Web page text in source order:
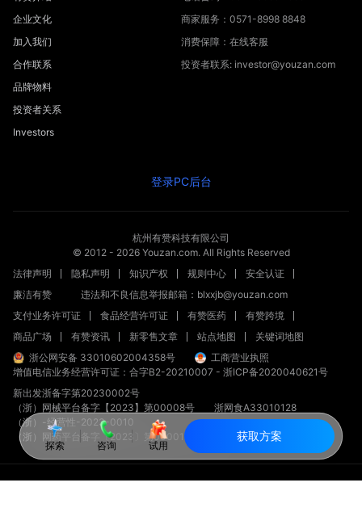
探索 咨询 试用
获取方案
企业文化
加入我们
合作联系
品牌物料
投资者关系
Investors
商家服务：0571-8998 8848
消费保障：在线客服
投资者联系: investor@youzan.com
登录PC后台
杭州有赞科技有限公司
© 2012 - 2026Youzan.com. All Rights Reserved
法律声明
隐私声明 知识产权 规则中心
安全认证
廉洁有赞
违法和不良信息举报邮箱：blxxjb@youzan.com
支付业务许可证
食品经营许可证 有赞医药
有赞跨境
商品广场
有赞资讯 新零售文章 站点地图
关键词地图
浙公网安备 33010602004358号
工商营业执照
增值电信业务经营许可证：合字B2-20210007 - 浙ICP备2020040621号
新出发浙备字第20230002号
（浙）网械平台备字【2023】第00008号
浙网食A33010128
（浙）-经营性-2023-0010
（浙）网药平台备字〔2023〕第000012-000号